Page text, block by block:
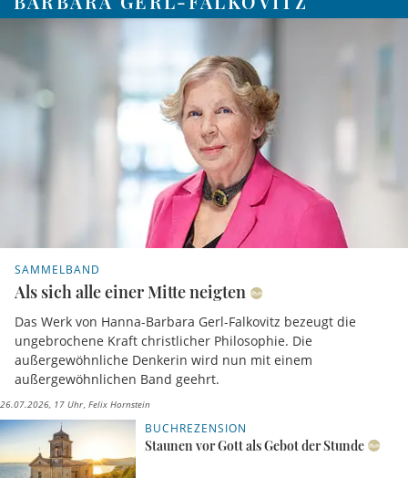
SAMMELBAND
Als sich alle einer Mitte neigten
Das Werk von Hanna-Barbara Gerl-Falkovitz bezeugt die
ungebrochene Kraft christlicher Philosophie. Die
außergewöhnliche Denkerin wird nun mit einem
außergewöhnlichen Band geehrt.
26.07.2026, 17 Uhr Felix Hornstein
BUCHREZENSION
Staunen vor Gott als Gebot der Stunde